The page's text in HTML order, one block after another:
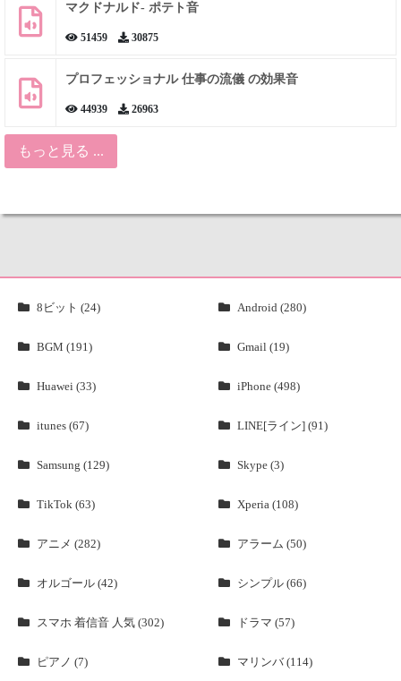
マクドナルド- ポテト音
51459 30875
プロフェッショナル 仕事の流儀 の効果音
44939 26963
もっと見る ...
8ビット (24) Android (280)
BGM (191) Gmail (19)
Huawei (33) iPhone (498)
itunes (67) LINE[ライン] (91)
Samsung (129) Skype (3)
TikTok (63) Xperia (108)
アニメ (282) アラーム (50)
オルゴール (42) シンプル (66)
スマホ 着信音 人気 (302) ドラマ (57)
ピアノ (7) マリンバ (114)